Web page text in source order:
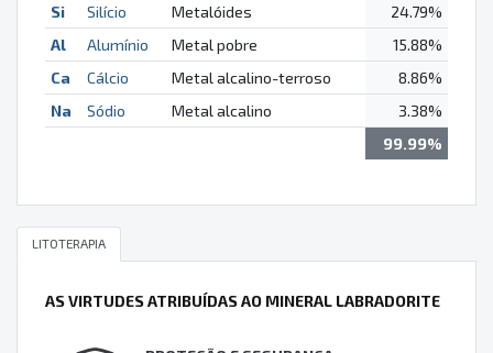
Si
Silício Metalóides
24.79%
Al
Alumínio Metal pobre
15.88%
Ca
Cálcio Metal alcalino-terroso
8.86%
Na
Sódio Metal alcalino
3.38%
99.99%
LITOTERAPIA
AS VIRTUDES ATRIBUÍDAS AO MINERAL LABRADORITE